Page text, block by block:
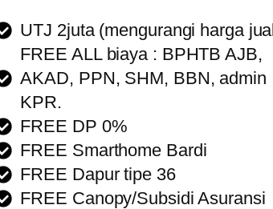
UTJ 2juta (mengurangi harga
FREE ALL biaya : BPHTB AJB,
AKAD, PPN, SHM, BBN, admin
KPR.
FREE DP 0%
FREE Smarthome Bardi
FREE Dapur tipe 36
FREE Canopy/Subsidi Asuransi